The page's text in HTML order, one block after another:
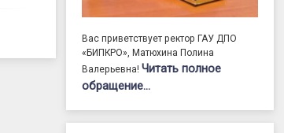
Вас приветствует ректор ГАУ ДПО
«БИПКРО», Матюхина Полина
Валерьевна!Читать полное
обращение…